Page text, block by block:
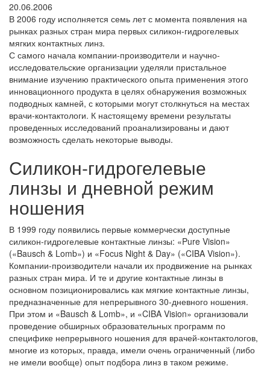
20.06.2006
В 2006 году исполняется семь лет с момента появления на
рынках разных стран мира первых силикон-гидрогелевых
мягких контактных линз.
С самого начала компании-производители и научно-
исследовательские организации уделяли пристальное
внимание изучению практического опыта применения этого
инновационного продукта в целях обнаружения возможных
подводных камней, с которыми могут столкнуться на местах
врачи-контактологи. К настоящему времени результаты
проведенных исследований проанализированы и дают
возможность сделать некоторые выводы.
Силикон-гидрогелевые
линзы и дневной режим
ношения
В 1999 году появились первые коммерчески доступные
силикон-гидрогелевые контактные линзы: «Pure Vision»
(«Bausch & Lomb») и «Focus Night & Day» («CIBA Vision»).
Компании-производители начали их продвижение на рынках
разных стран мира. И те и другие контактные линзы в
основном позиционировались как мягкие контактные линзы,
предназначенные для непрерывного 30-дневного ношения.
При этом и «Bausch & Lomb», и «CIBA Vision» организовали
проведение обширных образовательных программ по
специфике непрерывного ношения для врачей-контактологов,
многие из которых, правда, имели очень ограниченный (либо
не имели вообще) опыт подбора линз в таком режиме.